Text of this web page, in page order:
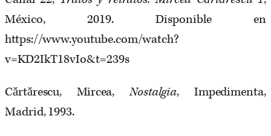
México, 2019. Disponible en
https://www.youtube.com/watch?
v=KD2IkT18vIo&t=239s
Cărtărescu, Mircea,Nostalgia, Impedimenta,
Madrid, 1993.